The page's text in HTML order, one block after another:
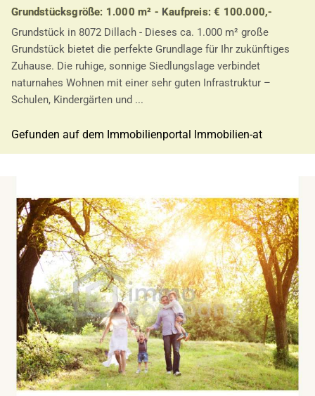
Grundstücksgröße: 1.000 m² - Kaufpreis: € 100.000,-
Grundstück in 8072 Dillach - Dieses ca. 1.000 m² große
Grundstück bietet die perfekte Grundlage für Ihr zukünftiges
Zuhause. Die ruhige, sonnige Siedlungslage verbindet
naturnahes Wohnen mit einer sehr guten Infrastruktur –
Schulen, Kindergärten und ...
Gefunden auf dem Immobilienportal Immobilien-at